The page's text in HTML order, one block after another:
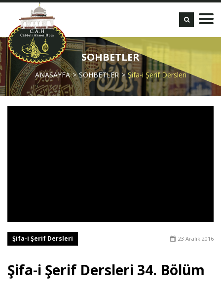
SOHBETLER
ANASAYFA SOHBETLER Şifa-i Şerif Dersleri
Şifa-i Şerif Dersleri 23 Aralık 2016
Şifa-i Şerif Dersleri 34. Bölüm